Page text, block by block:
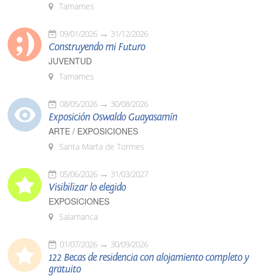
Tamames
09/01/2026 31/12/2026
Construyendo mi Futuro
JUVENTUD
Tamames
08/05/2026 30/08/2026
Exposición Oswaldo Guayasamín
ARTE / EXPOSICIONES
Santa Marta de Tormes
05/06/2026 31/03/2027
Visibilizar lo elegido
EXPOSICIONES
Salamanca
01/07/2026 30/09/2026
122 Becas de residencia con alojamiento completo y
gratuito